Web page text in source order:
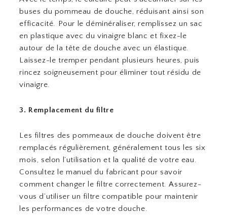
buses du pommeau de douche, réduisant ainsi son
efficacité. Pour le déminéraliser, remplissez un sac
en plastique avec du vinaigre blanc et fixez-le
autour de la tête de douche avec un élastique.
Laissez-le tremper pendant plusieurs heures, puis
rincez soigneusement pour éliminer tout résidu de
vinaigre.
3. Remplacement du filtre
Les filtres des pommeaux de douche doivent être
remplacés régulièrement, généralement tous les six
mois, selon l’utilisation et la qualité de votre eau.
Consultez le manuel du fabricant pour savoir
comment changer le filtre correctement. Assurez-
vous d’utiliser un filtre compatible pour maintenir
les performances de votre douche.